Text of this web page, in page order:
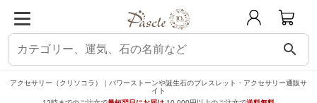
search
アクセサリー（クリソコラ）｜パワーストーンや誕生石のブレスレット・アクセサリー通販サ
イト